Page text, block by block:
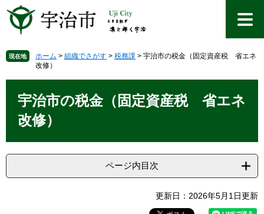
先
で
を
ば
へ
現在地 ホーム > 組織でさがす > 税務課 > 宇治市の税金（固定資産税 省エネ
改修）
宇治市の税金（固定資産税 省エネ
改修）
ページ内目次
更新日：2026年5月1日更新